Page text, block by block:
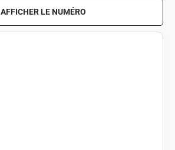
AFFICHER LE NUMÉRO